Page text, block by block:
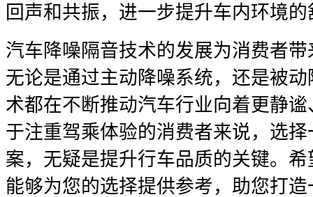
回声和共振，进一步提升车内环境
汽车降噪隔音技术的发展为消费者
无论是通过主动降噪系统，还是被
术都在不断推动汽车行业向着更静
于注重驾乘体验的消费者来说，选
案，无疑是提升行车品质的关键。
能够为您的选择提供参考，助您打